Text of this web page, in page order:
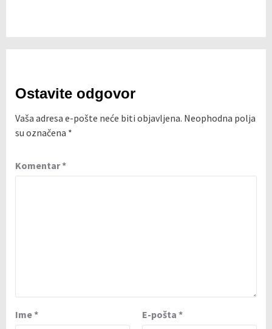
Ostavite odgovor
Vaša adresa e-pošte neće biti objavljena. Neophodna polja
su označena *
Komentar*
Ime* E-pošta *